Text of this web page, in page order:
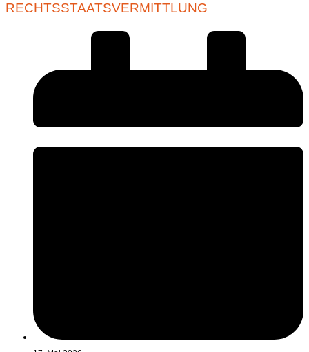
RECHTSSTAATSVERMITTLUNG